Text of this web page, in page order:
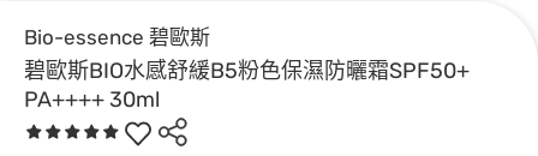
Bio-essence 碧歐斯
碧歐斯BIO水感舒緩B5粉色保濕防曬霜SPF50+
PA++++ 30ml